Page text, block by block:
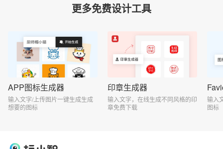
更多免费设计工具
APP图标生成器
输入文字/上传图片一键生成生成
想要的图标
印章生成器
输入文字，在线生成不同风格的印
章免费下载
输入
图标